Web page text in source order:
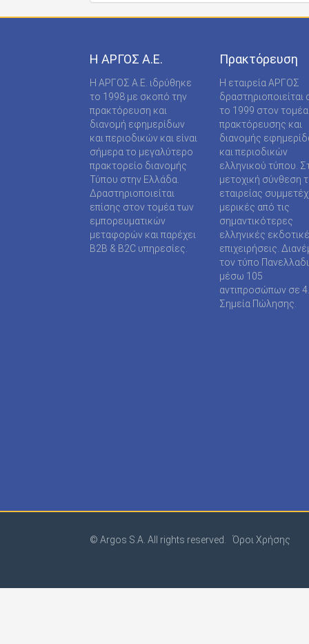
ΠΤΟΛΕΜΑΪΔΑ (Β.ΚΩΝ/ΝΟΥ 2)
ΡΕΘΥΜΝΟ (ΜΟΥΑΤΣΟΥ 46)
ΣΕΛΙΑΝΙΤΙΚΑ (ΣΕΛΙΑΝΙΤΙΚΑ )
ΣΚΥΔΡΑ (Μ. ΑΛΕΞΑΝΔΡΟΥ (ΠΛ.
64)
ΣΤΕΦΑΝΟΒΙΚΕΙΟ (ΣΤΕΦΑΝΟΒΙΚΕΙΟ )
ΤΡΙΠΟΛΗ
ΧΑΛΚΙΔΑ (ΦΑΡΜΑΚΙΔΟΥ 10)
Η ΑΡΓΟΣ A.E.
Η ΑΡΓΟΣ A.E. ιδρύθηκε
το 1998 με σκοπό την
πρακτόρευση και
διανομή εφημερίδων
και περιοδικών και είναι
σήμερα το μεγαλύτερο
πρακτορείο διανομής
Τύπου στην Ελλάδα.
Δραστηριοποιείται
επίσης στον τομέα των
εμπορευματικών
μεταφορών και παρέχει
B2B & B2C υπηρεσίες.
Πρακτόρευση
Η εταιρεία ΑΡΓΟΣ
δραστηριοποιείται
το 1999 στον τομέα
πρακτόρευσης και
διανομής
και περιοδικών
ελληνικού τύπου.
μετοχική σύνθεση
εταιρείας
μερικές από τις
σημαντικότερες
ελληνικές
επιχειρήσεις.
τον τύπο
μέσω 105
αντιπροσώπων σε
Σημεία Πώλησης.
© Argos S.A. All rights reserved. Όροι Χρήσης